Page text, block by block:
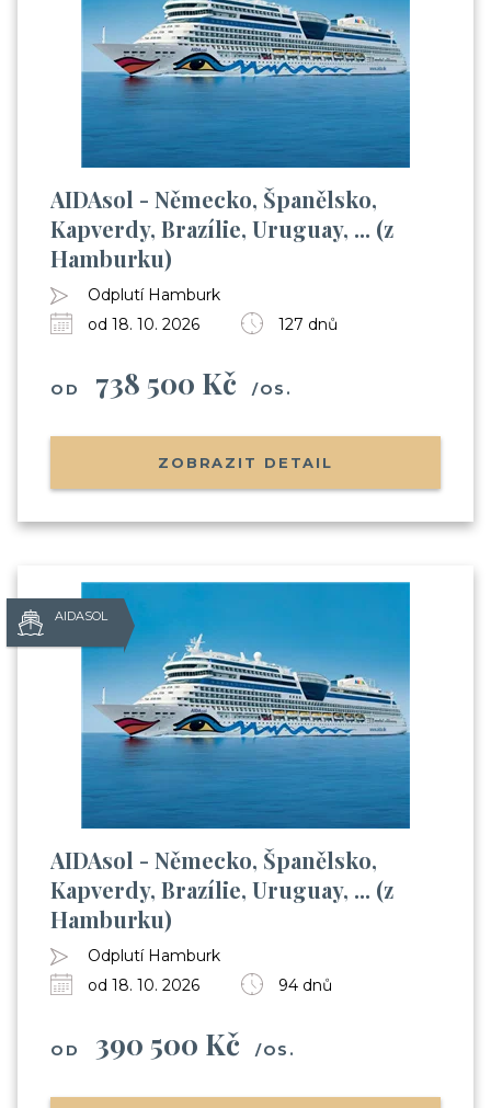
AIDAsol - Německo, Španělsko,
Kapverdy, Brazílie, Uruguay, ... (z
Hamburku)
Odplutí Hamburk
od 18. 10. 2026
127 dnů
OD 738 500 Kč /OS.
ZOBRAZIT DETAIL
AIDASOL
AIDAsol - Německo, Španělsko,
Kapverdy, Brazílie, Uruguay, ... (z
Hamburku)
Odplutí Hamburk
od 18. 10. 2026
94 dnů
OD 390 500 Kč /OS.
Už odcházíte?
Zanechte nám svůj email.
Zůstaneme v kontaktu a získáte:
Balíček videí, kde Vás seznámíme s cestováním